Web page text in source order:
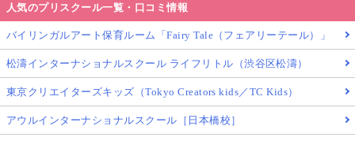
人気のプリスクール一覧・口コミ情報
バイリンガルアート保育ルーム「Fairy Tale（フェアリーテール）」
松濤インターナショナルスクール ライフリトル（渋谷区松濤）
東京クリエイターズキッズ（Tokyo Creators kids／TC Kids）
アウルインターナショナルスクール［日本橋校］